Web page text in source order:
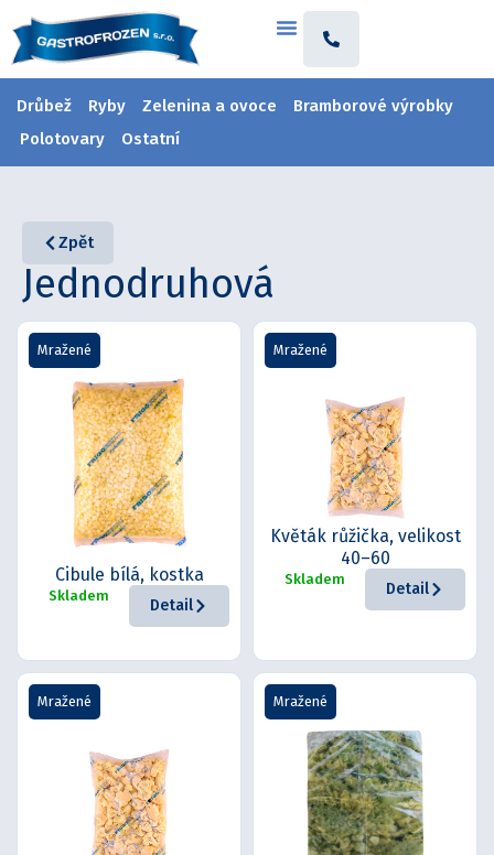
Drůbež Ryby Zelenina a ovoce
Bramborové výrobky
Polotovary
Ostatní
Zpět
Jednodruhová
Mražené
Cibule bílá, kostka
Skladem
Detail
Mražené
Květák růžička, velikost
40–60
Skladem
Detail
Mražené Mražené